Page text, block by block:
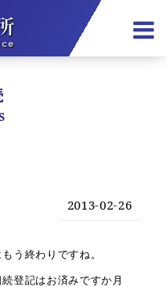
2013-02-26
う終わりですね。
登記はお済みですか月